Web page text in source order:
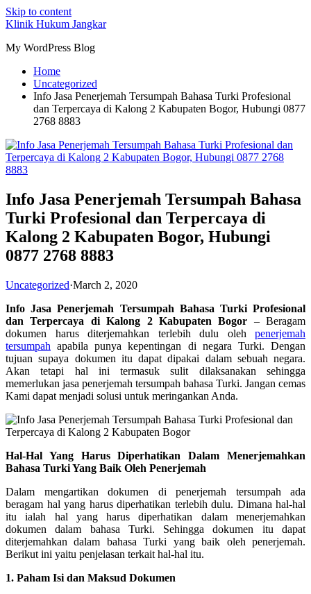
Skip to content
Klinik Hukum Jangkar
My WordPress Blog
Home
Uncategorized
Info Jasa Penerjemah Tersumpah Bahasa Turki Profesional
dan Terpercaya di Kalong 2 Kabupaten Bogor, Hubungi 0877
2768 8883
Info Jasa Penerjemah Tersumpah Bahasa
Turki Profesional dan Terpercaya di
Kalong 2 Kabupaten Bogor, Hubungi
0877 2768 8883
Uncategorized·March 2, 2020
Info Jasa Penerjemah Tersumpah Bahasa Turki Profesional
dan Terpercaya di Kalong 2 Kabupaten Bogor – Beragam
dokumen harus diterjemahkan terlebih dulu oleh penerjemah
tersumpah apabila punya kepentingan di negara Turki. Dengan
tujuan supaya dokumen itu dapat dipakai dalam sebuah negara.
Akan tetapi hal ini termasuk sulit dilaksanakan sehingga
memerlukan jasa penerjemah tersumpah bahasa Turki. Jangan cemas
Kami dapat menjadi solusi untuk meringankan Anda.
Hal-Hal Yang Harus Diperhatikan Dalam Menerjemahkan
Bahasa Turki Yang Baik Oleh Penerjemah
Dalam mengartikan dokumen di penerjemah tersumpah ada
beragam hal yang harus diperhatikan terlebih dulu. Dimana hal-hal
itu ialah hal yang harus diperhatikan dalam menerjemahkan
dokumen dalam bahasa Turki. Sehingga dokumen itu dapat
diterjemahkan dalam bahasa Turki yang baik oleh penerjemah.
Berikut ini yaitu penjelasan terkait hal-hal itu.
1. Paham Isi dan Maksud Dokumen